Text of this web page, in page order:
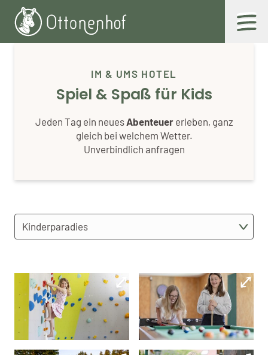
Inhalt
IM & UMS HOTEL
Spiel & Spaß für Kids
Jeden Tag ein neuesAbenteuererleben, ganz
gleich bei welchem Wetter.
Unverbindlich anfragen